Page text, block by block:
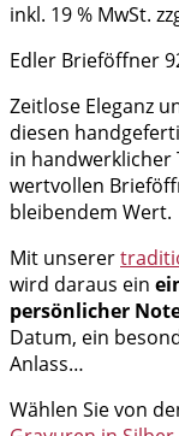
war:
557,00 €
inkl. 19 % MwSt.
Edler Brieföffner
Zeitlose Eleganz
diesen
in
wertvollen
bleibendem Wert.
Mit unserer
wird daraus ein
persönlicher
Datum, ein
Anlass…
Wählen Sie von